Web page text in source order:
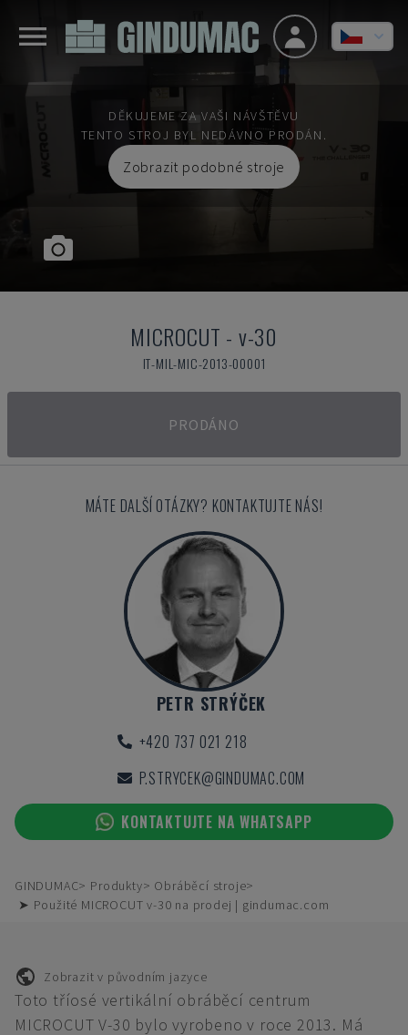
DĚKUJEME ZA VAŠI NÁVŠTĚVU
TENTO STROJ BYL NEDÁVNO PRODÁN.
Zobrazit podobné stroje
MICROCUT - v-30
IT-MIL-MIC-2013-00001
PRODÁNO
MÁTE DALŠÍ OTÁZKY? KONTAKTUJTE NÁS!
PETR STRÝČEK
+420 737 021 218
P.STRYCEK@GINDUMAC.COM
KONTAKTUJTE NA WHATSAPP
GINDUMAC Produkty
Obráběcí stroje
➤ Použité MICROCUT v-30 na prodej | gindumac.com
Zobrazit v původním jazyce
Toto tříosé vertikální obráběcí centrum
MICROCUT V-30 bylo vyrobeno v roce 2013. Má